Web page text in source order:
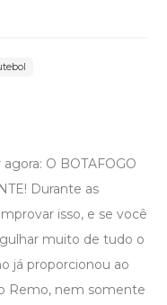
O BOTAFOGO
Durante as
isso, e se você
muito de tudo o
já proporcionou ao
Remo, nem somente